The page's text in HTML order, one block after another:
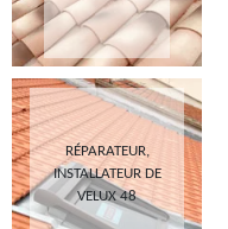
RÉPARATEUR,
INSTALLATEUR DE
VELUX 48